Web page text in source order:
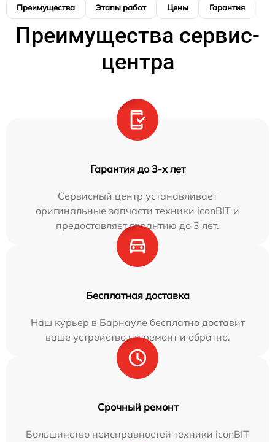
Преимущества Этапы работ Цены Гарантия
Преимущества сервис-
центра
Гарантия до 3-х лет
Сервисный центр устанавливает
оригинальные запчасти техники iconBIT и
предоставляет гарантию до 3 лет.
Бесплатная доставка
Наш курьер в Барнауле бесплатно доставит
ваше устройство на ремонт и обратно.
Срочный ремонт
Большинство неисправностей техники iconBIT